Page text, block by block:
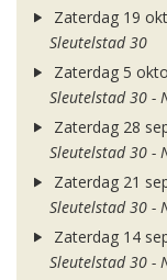
Zaterdag 19
Sleutelstad 30
Zaterdag 5
Sleutelstad 30 -
Zaterdag 28
Sleutelstad 30 -
Zaterdag 21
Sleutelstad 30 -
Zaterdag 14
Sleutelstad 30 -